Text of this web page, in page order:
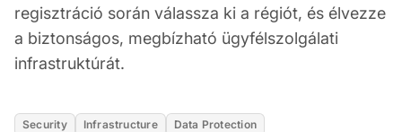
regisztráció során válassza ki a régiót, és élvezze
a biztonságos, megbízható ügyfélszolgálati
infrastruktúrát.
Security Infrastructure Data Protection